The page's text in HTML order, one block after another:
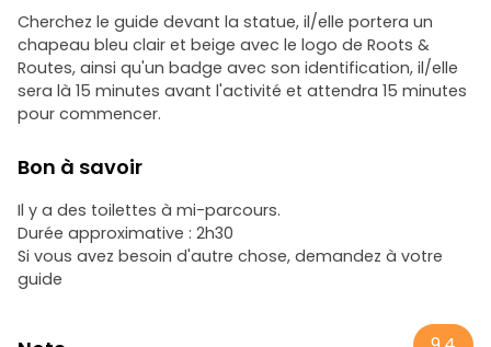
Cherchez le guide devant la statue, il/elle portera un
chapeau bleu clair et beige avec le logo de Roots &
Routes, ainsi qu'un badge avec son identification, il/elle
sera là 15 minutes avant l'activité et attendra 15 minutes
pour commencer.
Bon à savoir
Il y a des toilettes à mi-parcours.
Durée approximative : 2h30
Si vous avez besoin d'autre chose, demandez à votre
guide